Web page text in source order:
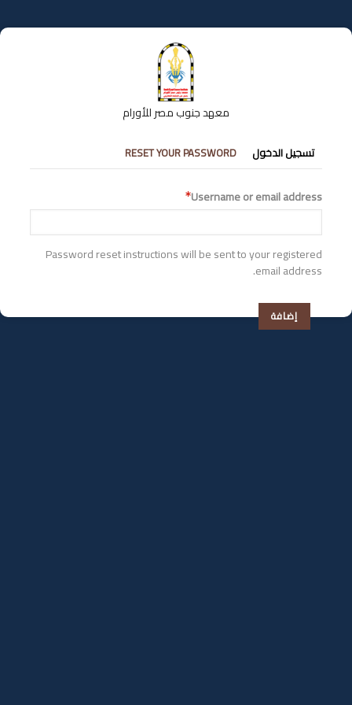
إلى
المحتوى
معهد جنوب مصر للأورام
التبويبات
الأساسية
تسجيل الدخول RESET YOUR PASSWORD
Username or email address
Password reset instructions will be sent to your registered
email address.